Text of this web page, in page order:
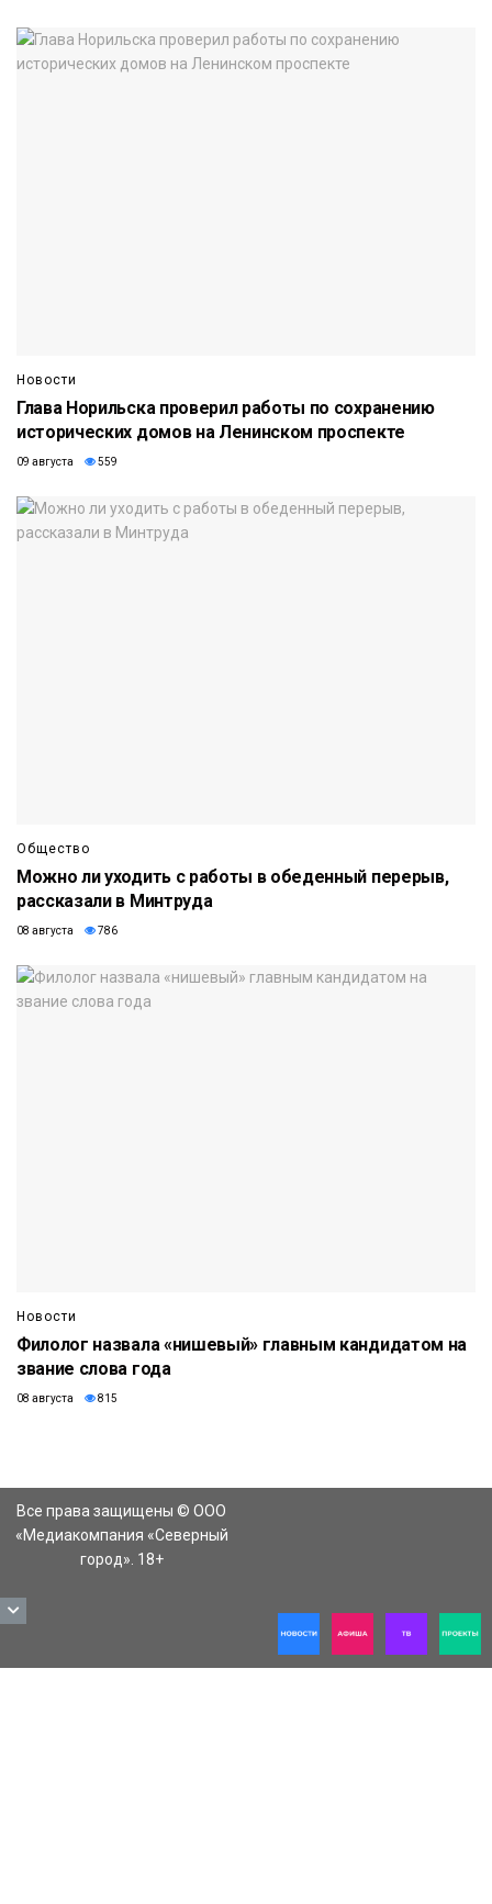
Новости
Глава Норильска проверил работы по сохранению
исторических домов на Ленинском проспекте
09 августа 559
Общество
Можно ли уходить с работы в обеденный перерыв,
рассказали в Минтруда
08 августа 786
Новости
Филолог назвала «нишевый» главным кандидатом на
звание слова года
08 августа 815
Все права защищены © ООО
«Медиакомпания «Северный
город». 18+